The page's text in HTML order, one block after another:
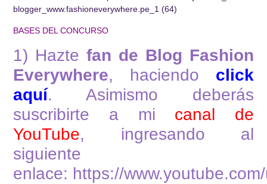
BASES DEL CONCURSO
1) Haztefan de Blog Fashion
Everywhere, haciendo click
aquí. Asimismo deberás
suscribirte a mi canal de
YouTube, ingresando al
siguiente
enlace: https://